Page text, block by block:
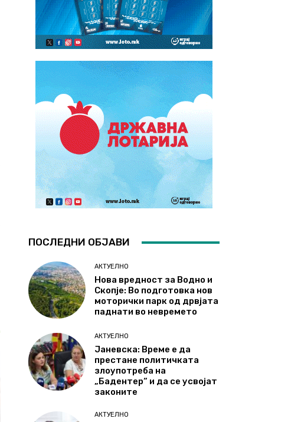
ПОСЛЕДНИ ОБЈАВИ
АКТУЕЛНО
Нова вредност за Водно и
Скопје: Во подготовка нов
моторички парк од дрвјата
паднати во невремето
АКТУЕЛНО
Јаневска: Време е да
престане политичката
злоупотреба на
„Бадентер“ и да се усвојат
законите
АКТУЕЛНО